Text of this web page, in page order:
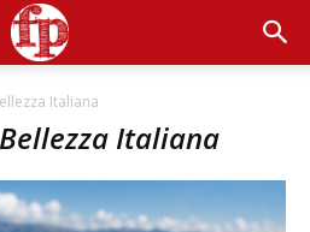
Italiana
Italiana